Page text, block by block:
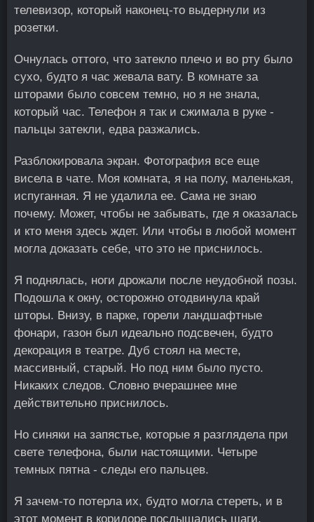
телевизор, который наконец-то выдернули из
розетки.
Очнулась оттого, что затекло плечо и во рту было
сухо, будто я час жевала вату. В комнате за
шторами было совсем темно, но я не знала,
который час. Телефон я так и сжимала в руке -
пальцы затекли, едва разжались.
Разблокировала экран. Фотография все еще
висела в чате. Моя комната, я на полу, маленькая,
испуганная. Я не удалила ее. Сама не знаю
почему. Может, чтобы не забывать, где я оказалась
и кто меня здесь ждет. Или чтобы в любой момент
могла доказать себе, что это не приснилось.
Я поднялась, ноги дрожали после неудобной позы.
Подошла к окну, осторожно отодвинула край
шторы. Внизу, в парке, горели ландшафтные
фонари, газон был идеально подсвечен, будто
декорация в театре. Дуб стоял на месте,
массивный, старый. Но под ним было пусто.
Никаких следов. Словно вчерашнее мне
действительно приснилось.
Но синяки на запястье, которые я разглядела при
свете телефона, были настоящими. Четыре
темных пятна - следы его пальцев.
Я зачем-то потерла их, будто могла стереть, и в
этот момент в коридоре послышались шаги.